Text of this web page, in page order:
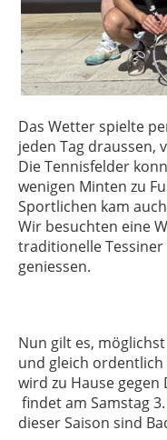
Das Wetter spielte
jeden Tag draussen,
Die Tennisfelder
wenigen Minten zu
Sportlichen kam
Wir besuchten eine
traditionelle
geniessen.
Nun gilt es,
und gleich ordentlich
wird zu Hause
findet am Samstag
dieser Saison sind